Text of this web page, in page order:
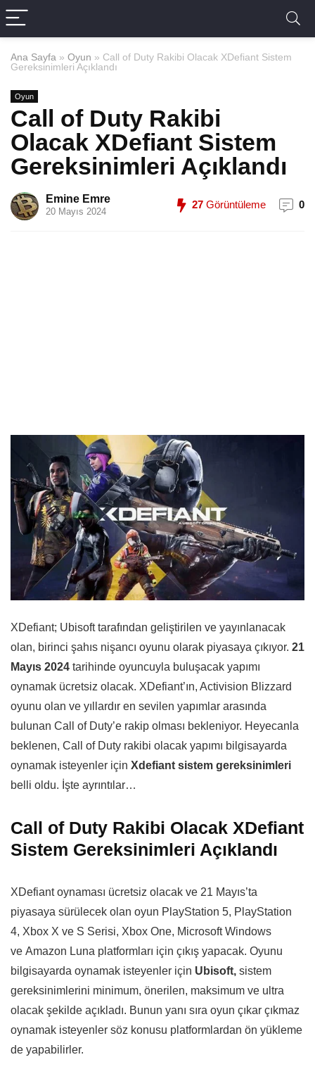
Ana Sayfa » Oyun » Call of Duty Rakibi Olacak XDefiant Sistem
Gereksinimleri Açıklandı
Oyun
Call of Duty Rakibi
Olacak XDefiant Sistem
Gereksinimleri Açıklandı
Emine Emre
20 Mayıs 2024
27 Görüntüleme 0
XDefiant; Ubisoft tarafından geliştirilen ve yayınlanacak
olan, birinci şahıs nişancı oyunu olarak piyasaya çıkıyor. 21
Mayıs 2024 tarihinde oyuncuyla buluşacak yapımı
oynamak ücretsiz olacak. XDefiant’ın, Activision Blizzard
oyunu olan ve yıllardır en sevilen yapımlar arasında
bulunan Call of Duty’e rakip olması bekleniyor. Heyecanla
beklenen, Call of Duty rakibi olacak yapımı bilgisayarda
oynamak isteyenler için Xdefiant sistem gereksinimleri
belli oldu. İşte ayrıntılar…
Call of Duty Rakibi Olacak XDefiant
Sistem Gereksinimleri Açıklandı
XDefiant oynaması ücretsiz olacak ve 21 Mayıs’ta
piyasaya sürülecek olan oyun PlayStation 5, PlayStation
4, Xbox X ve S Serisi, Xbox One, Microsoft Windows
ve Amazon Luna platformları için çıkış yapacak. Oyunu
bilgisayarda oynamak isteyenler için Ubisoft, sistem
gereksinimlerini minimum, önerilen, maksimum ve ultra
olacak şekilde açıkladı. Bunun yanı sıra oyun çıkar çıkmaz
oynamak isteyenler söz konusu platformlardan ön yükleme
de yapabilirler.